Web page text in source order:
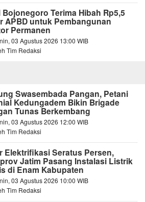
Bojonegoro Terima Hibah Rp5,5
APBD untuk Pembangunan
Permanen
03 Agustus 2026 13:00 WIB
Tim Redaksi
Swasembada Pangan, Petani
Kedungadem Bikin Brigade
Tunas Berkembang
03 Agustus 2026 12:00 WIB
Tim Redaksi
Elektrifikasi Seratus Persen,
Jatim Pasang Instalasi Listrik
di Enam Kabupaten
03 Agustus 2026 10:00 WIB
Tim Redaksi